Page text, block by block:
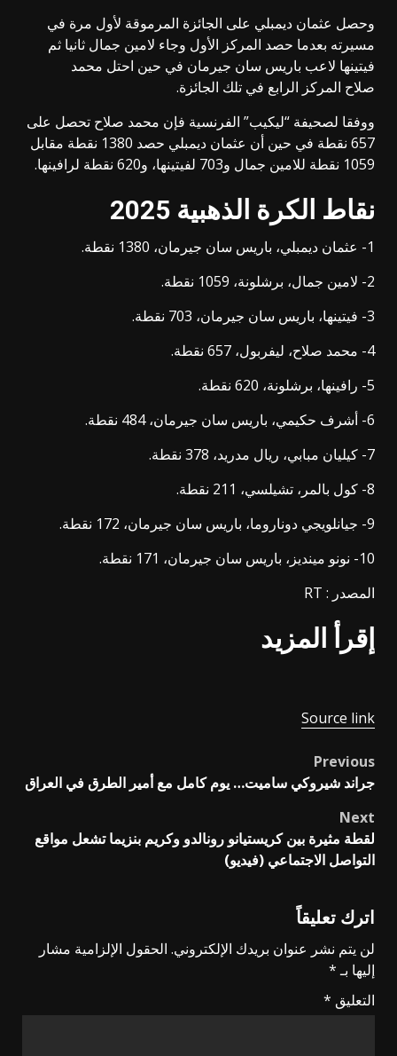
وحصل عثمان ديمبلي على الجائزة المرموقة لأول مرة في
مسيرته بعدما حصد المركز الأول وجاء لامين جمال ثانيا ثم
فيتينها لاعب باريس سان جيرمان في حين احتل محمد
صلاح المركز الرابع في تلك الجائزة.
ووفقا لصحيفة “ليكيب” الفرنسية فإن محمد صلاح تحصل على
657 نقطة في حين أن عثمان ديمبلي حصد 1380 نقطة مقابل
1059 نقطة للامين جمال و703 لفيتينها، و620 نقطة لرافينها.
نقاط الكرة الذهبية 2025
1- عثمان ديمبلي، باريس سان جيرمان، 1380 نقطة.
2- لامين جمال، برشلونة، 1059 نقطة.
3- فيتينها، باريس سان جيرمان، 703 نقطة.
4- محمد صلاح، ليفربول، 657 نقطة.
5- رافينها، برشلونة، 620 نقطة.
6- أشرف حكيمي، باريس سان جيرمان، 484 نقطة.
7- كيليان مبابي، ريال مدريد، 378 نقطة.
8- كول بالمر، تشيلسي، 211 نقطة.
9- جيانلويجي دوناروما، باريس سان جيرمان، 172 نقطة.
10- نونو مينديز، باريس سان جيرمان، 171 نقطة.
المصدر : RT
إقرأ المزيد
Source link
Post
navigation
Previous
جراند شيروكي ساميت… يوم كامل مع أمير الطرق في العراق
Next
لقطة مثيرة بين كريستيانو رونالدو وكريم بنزيما تشعل مواقع
التواصل الاجتماعي (فيديو)
اترك تعليقاً
لن يتم نشر عنوان بريدك الإلكتروني. الحقول الإلزامية مشار
إليها بـ*
التعليق *